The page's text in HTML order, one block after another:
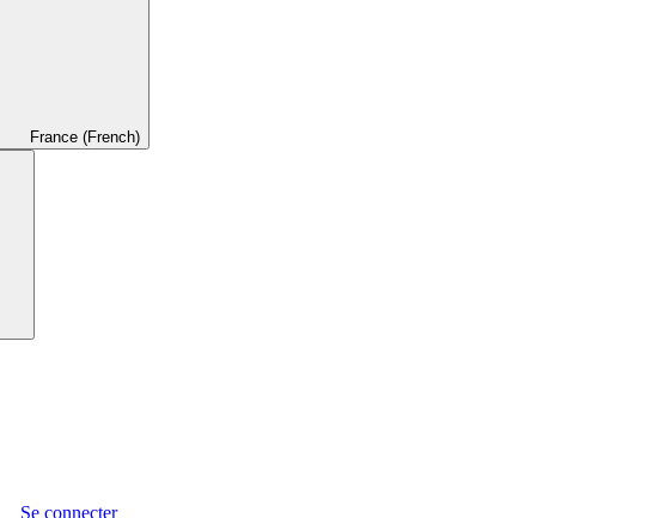
France (French)
Se connecter